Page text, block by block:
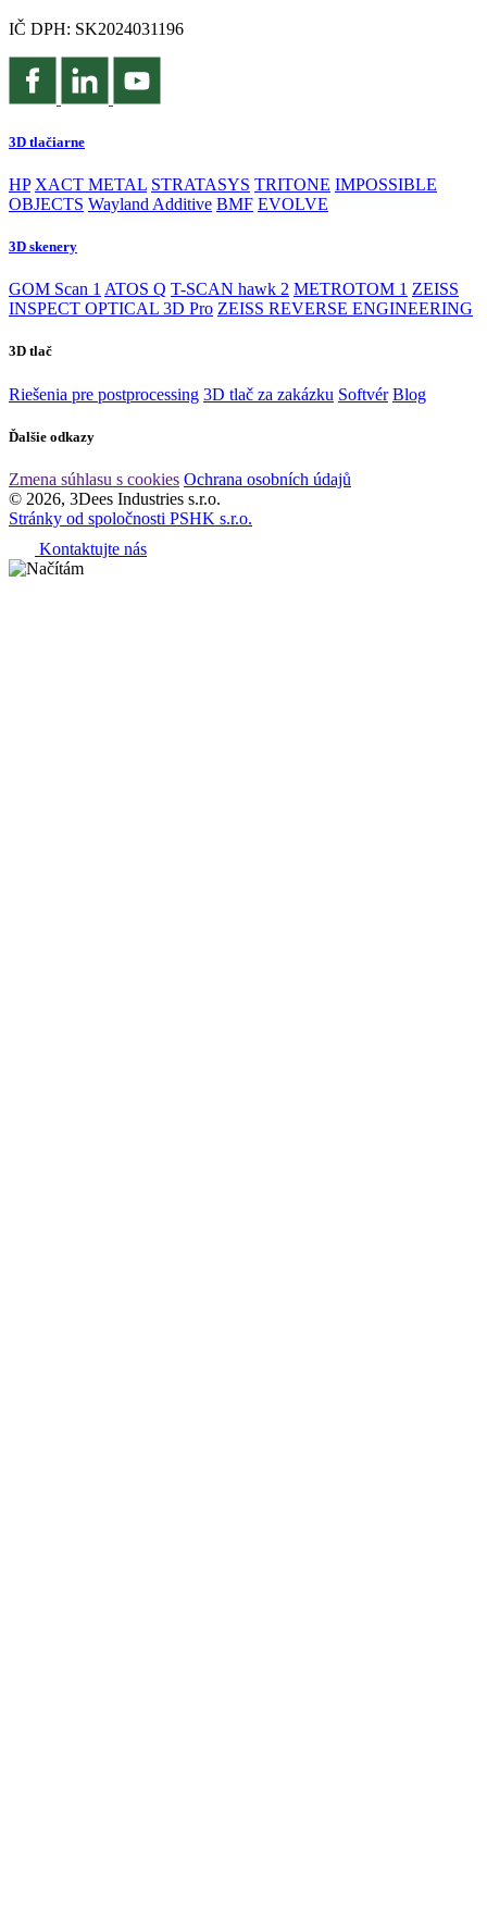
IČ DPH: SK2024031196
3D tlačiarne
HP XACT METAL STRATASYS TRITONE IMPOSSIBLE
OBJECTS Wayland Additive BMF EVOLVE
3D skenery
GOM Scan 1 ATOS Q T-SCAN hawk 2 METROTOM 1 ZEISS
INSPECT OPTICAL 3D Pro ZEISS REVERSE ENGINEERING
3D tlač
Riešenia pre postprocessing 3D tlač za zakázku Softvér Blog
Ďalšie odkazy
Zmena súhlasu s cookies Ochrana osobních údajů
© 2026, 3Dees Industries s.r.o.
Stránky od spoločnosti PSHK s.r.o.
Kontaktujte nás